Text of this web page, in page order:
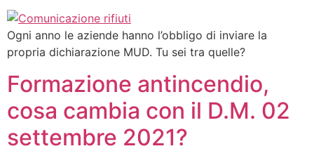
Ogni anno le aziende hanno l’obbligo di inviare la
propria dichiarazione MUD. Tu sei tra quelle?
Formazione antincendio,
cosa cambia con il D.M. 02
settembre 2021?​